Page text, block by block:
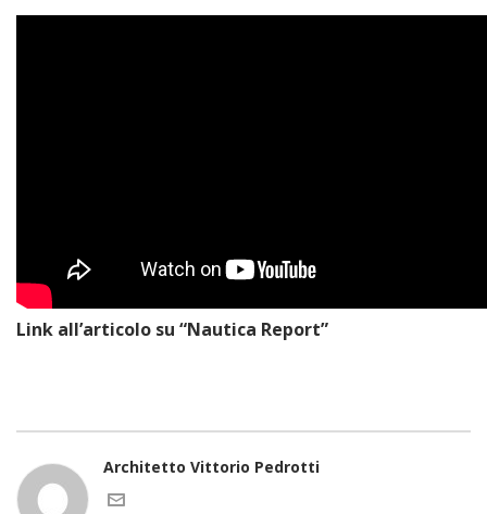
Link all’articolo su “Nautica Report”
Architetto Vittorio Pedrotti